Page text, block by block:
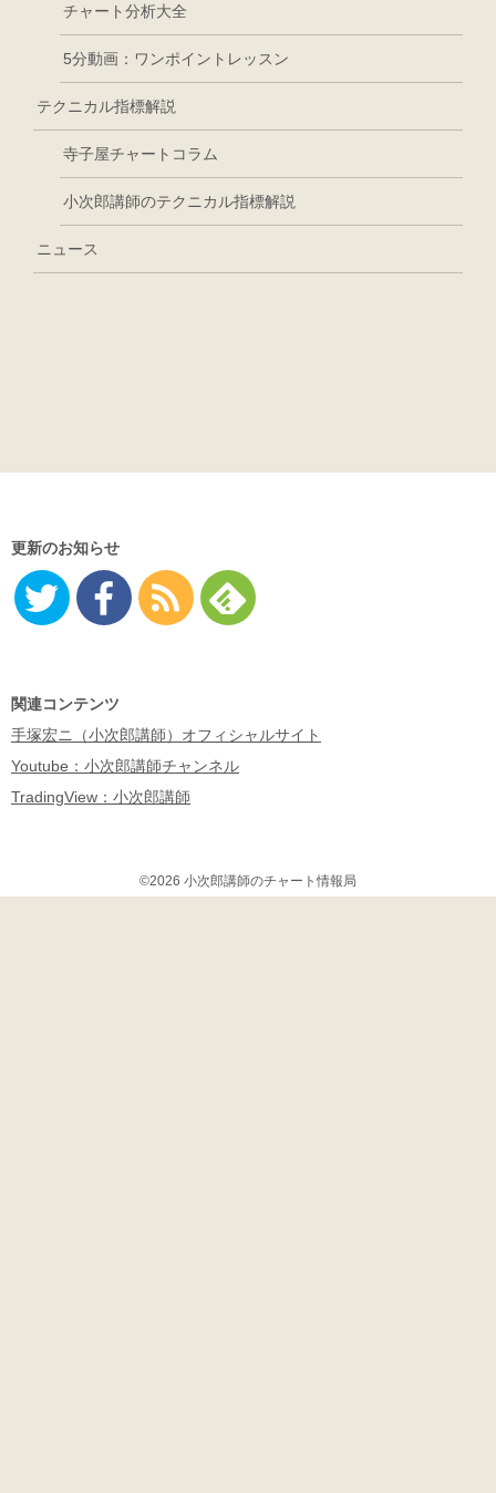
チャート分析大全
5分動画：ワンポイントレッスン
テクニカル指標解説
寺子屋チャートコラム
小次郎講師のテクニカル指標解説
ニュース
更新のお知らせ
関連コンテンツ
手塚宏ニ（小次郎講師）オフィシャルサイト
Youtube：小次郎講師チャンネル
TradingView：小次郎講師
©2026 小次郎講師のチャート情報局